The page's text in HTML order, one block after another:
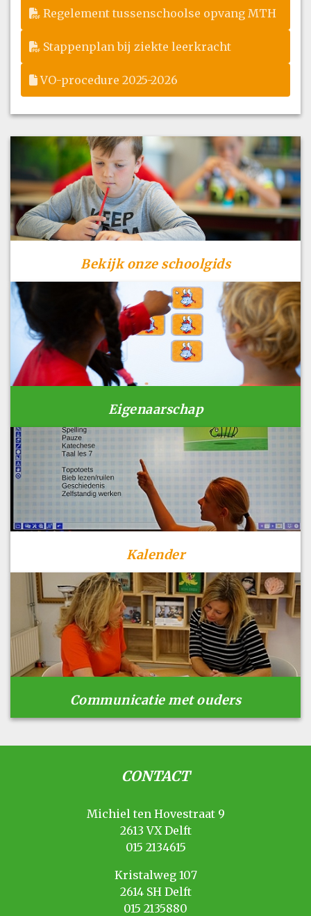
Regelement tussenschoolse opvang MTH
Stappenplan bij ziekte leerkracht
VO-procedure 2025-2026
Bekijk onze schoolgids
Eigenaarschap
Kalender
Communicatie met ouders
CONTACT
Michiel ten Hovestraat 9
2613 VX Delft
015 2134615
Kristalweg 107
2614 SH Delft
015 2135880